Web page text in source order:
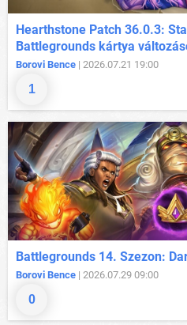
1
Hearthstone Patch 36.0.3:
Battlegrounds kártya
Borovi Bence | 2026.07.21 19:00
0
Battlegrounds 14. Szezon:
Borovi Bence | 2026.07.29 09:00